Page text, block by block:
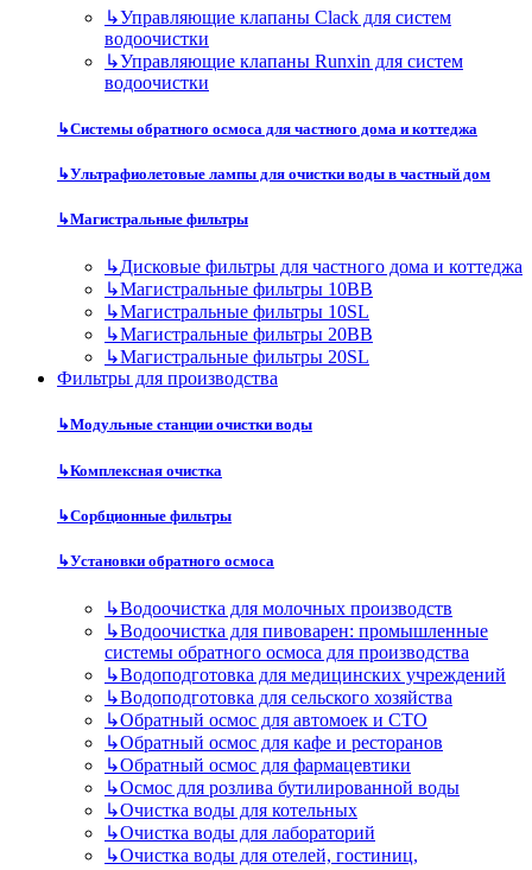
↳Управляющие клапаны Clack для систем
водоочистки
↳Управляющие клапаны Runxin для систем
водоочистки
↳Системы обратного осмоса для частного дома и коттеджа
↳Ультрафиолетовые лампы для очистки воды в частный дом
↳Магистральные фильтры
↳Дисковые фильтры для частного дома и коттеджа
↳Магистральные фильтры 10BB
↳Магистральные фильтры 10SL
↳Магистральные фильтры 20BB
↳Магистральные фильтры 20SL
Фильтры для производства
↳Модульные станции очистки воды
↳Комплексная очистка
↳Сорбционные фильтры
↳Установки обратного осмоса
↳Водоочистка для молочных производств
↳Водоочистка для пивоварен: промышленные
системы обратного осмоса для производства
↳Водоподготовка для медицинских учреждений
↳Водоподготовка для сельского хозяйства
↳Обратный осмос для автомоек и СТО
↳Обратный осмос для кафе и ресторанов
↳Обратный осмос для фармацевтики
↳Осмос для розлива бутилированной воды
↳Очистка воды для котельных
↳Очистка воды для лабораторий
↳Очистка воды для отелей, гостиниц,